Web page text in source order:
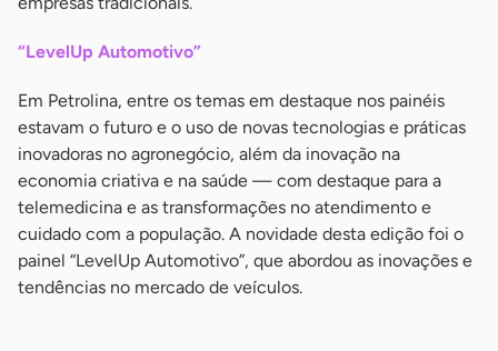
“LevelUp Automotivo”
Em Petrolina, entre os temas em destaque nos painéis
estavam o futuro e o uso de novas tecnologias e práticas
inovadoras no agronegócio, além da inovação na
economia criativa e na saúde — com destaque para a
telemedicina e as transformações no atendimento e
cuidado com a população. A novidade desta edição foi o
painel “LevelUp Automotivo”, que abordou as inovações e
tendências no mercado de veículos.